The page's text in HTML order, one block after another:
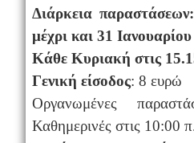
Διάρκεια παραστάσεων:
μέχρι και 31 Ιανουαρίου
Κάθε Κυριακή στις
Γενική είσοδος: 8 ευρώ
Οργανωμένες
Καθημερινές στις 10:00